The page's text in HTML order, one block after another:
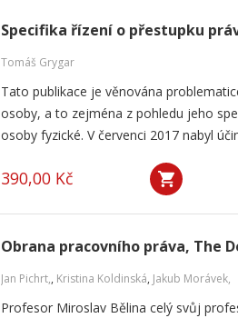
Specifika řízení o přestupku
Tomáš Grygar
Tato publikace je věnována
osoby, a to zejména z pohledu jeho
osoby fyzické. V červenci 2017 nabyl
390,00 Kč
Obrana pracovního práva, The
Jan Pichrt,, Kristina Koldinská, Jakub Morávek,
Profesor Miroslav Bělina celý svůj